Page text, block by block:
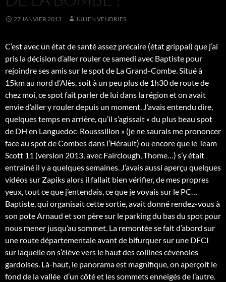
27 JANVIER 2013 JULIEN VENDRIES
C’est avec un état de santé assez précaire (état grippal) que j’ai
pris la décision d’aller rouler ce samedi avec Baptiste pour
rejoindre ses amis sur le spot de La Grand-Combe. Situé à
15km au nord d’Alès, soit à un peu plus de 1h30 de route de
chez moi, ce spot fait parler de lui dans la région et on avait
envie d’aller y rouler depuis un moment. J’avais entendu dire,
quelques temps en arrière, qu’il s’agissait « du plus beau spot
de DH en Languedoc-Rousssillon » (je ne saurais me prononcer
face au spot de Combes dans l’Hérault) ou encore que le Team
Scott 11 (version 2013, avec Fairclough, Thome…) s’y était
entrainé il y a quelques semaines. J’avais aussi aperçu quelques
vidéos sur Zapiks alors il fallait bien vérifier, de mes propres
yeux, tout ce que j’entendais, ce que je voyais sur le PC…
Baptiste, qui organisait cette sortie, avait donné rendez-vous à
son pote Arnaud et son père sur le parking du bas du spot pour
nous mener jusqu’au sommet. La remontée se fait d’abord sur
une route départementale avant de bifurquer sur une DFCI
sur laquelle on s’élève vers le haut des collines cévenoles
gardoises. Là-haut, le panorama est magnifique, on aperçoit le
fond de la vallée d’un côté et les sommets enneigés de l’autre.